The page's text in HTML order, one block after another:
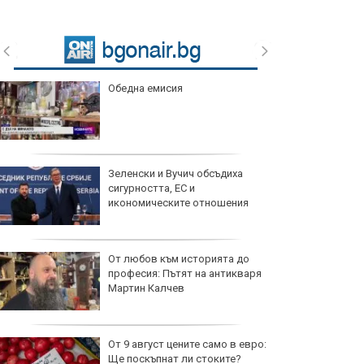
Обедна емисия
Зеленски и Вучич обсъдиха
сигурността, ЕС и
икономическите отношения
От любов към историята до
професия: Пътят на антикваря
Мартин Калчев
От 9 август цените само в евро:
Ще поскъпнат ли стоките?